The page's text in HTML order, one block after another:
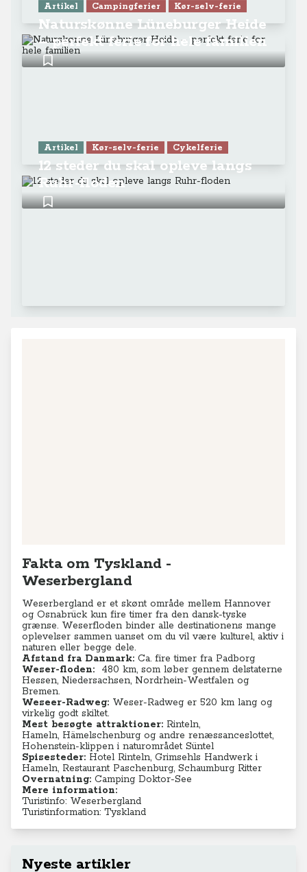
Artikel Campingferier Kør-selv-ferie
Naturskønne Lüneburger Heide
– perfekt ferie for hele familien
Artikel Kør-selv-ferie Cykelferie
12 steder du skal opleve langs
Ruhr-floden
Fakta om Tyskland -
Weserbergland
Weserbergland er et skønt område mellem Hannover
og Osnabrück kun fire timer fra den dansk-tyske
grænse. Weserfloden binder alle destinationens mange
oplevelser sammen uanset om du vil være kulturel, aktiv i
naturen eller begge dele.
Afstand fra Danmark: Ca. fire timer fra Padborg
Weser-floden: 480 km, som løber gennem delstaterne
Hessen, Niedersachsen, Nordrhein-Westfalen og
Bremen.
Weseer-Radweg: Weser-Radweg er 520 km lang og
virkelig godt skiltet.
Mest besøgte attraktioner: Rinteln,
Hameln, Hämelschenburg og andre renæssanceslottet,
Hohenstein-klippen i naturområdet Süntel
Spisesteder: Hotel Rinteln, Grimsehls Handwerk i
Hameln, Restaurant Paschenburg, Schaumburg Ritter
Overnatning: Camping Doktor-See
Mere information:
Turistinfo: Weserbergland
Turistinformation: Tyskland
Nyeste artikler